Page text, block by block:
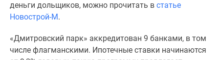
деньги дольщиков, можно прочитать в статье
Новострой-М.
«Дмитровский парк» аккредитован 9 банками, в том
числе флагманскими. Ипотечные ставки начинаются